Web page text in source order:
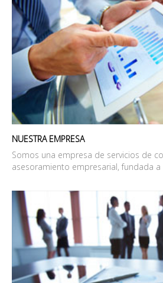
NUESTRA EMPRESA
Somos una empresa de servicios de
asesoramiento empresarial, fundada a